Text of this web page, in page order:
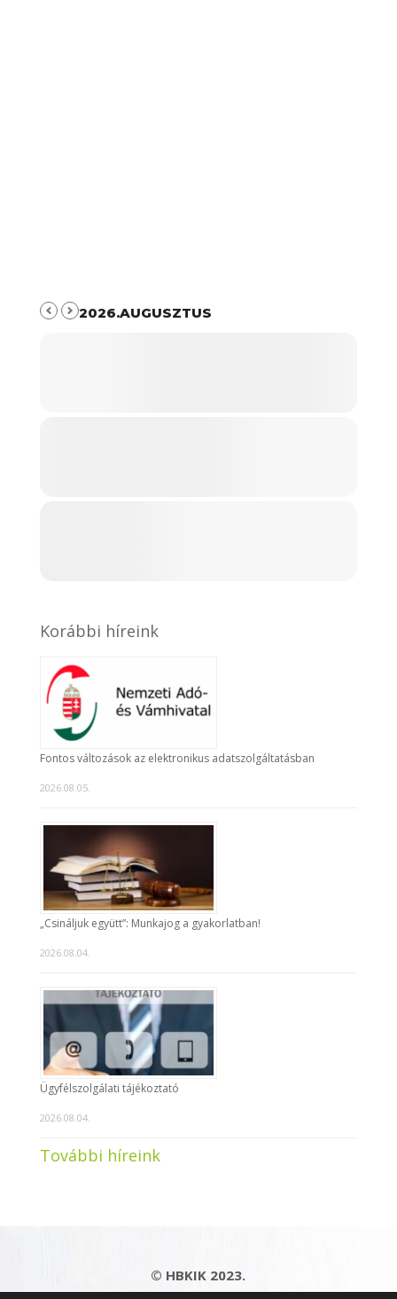
2026.AUGUSZTUS
Korábbi híreink
Fontos változások az elektronikus adatszolgáltatásban
2026.08.05.
„Csináljuk együtt”: Munkajog a gyakorlatban!
2026.08.04.
Ügyfélszolgálati tájékoztató
2026.08.04.
További híreink
© HBKIK 2023.